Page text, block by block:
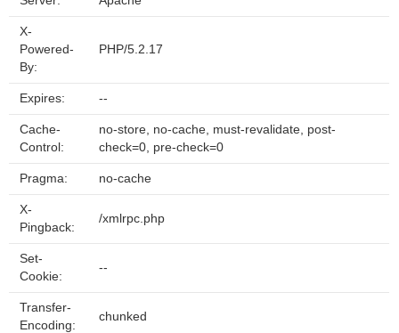
X-
Powered-
By:
PHP/5.2.17
Expires: --
Cache-
Control:
no-store, no-cache, must-revalidate, post-
check=0, pre-check=0
Pragma: no-cache
X-
Pingback:
/xmlrpc.php
Set-
Cookie:
--
Transfer-
Encoding:
chunked